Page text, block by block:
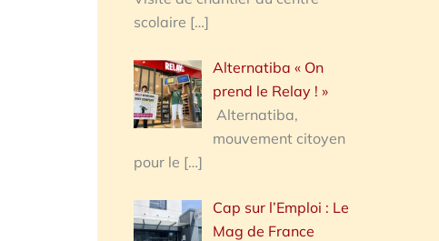
scolaire […]
Alternatiba « On
prend le Relay ! »
Alternatiba,
mouvement citoyen
pour le […]
Cap sur l’Emploi : Le
Mag de France